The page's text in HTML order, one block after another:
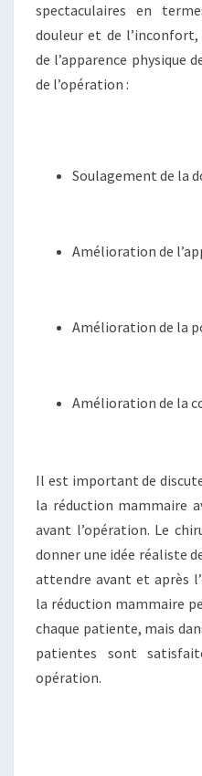
spectaculaires en
douleur et de
de l’apparence physique
de l’opération :
Soulagement de la
Amélioration de
Amélioration de la
Amélioration de la
Il est important de
la réduction mammaire
avant l’opération. Le
donner une idée réaliste
attendre avant et après
la réduction mammaire
chaque patiente, mais
patientes sont
opération.